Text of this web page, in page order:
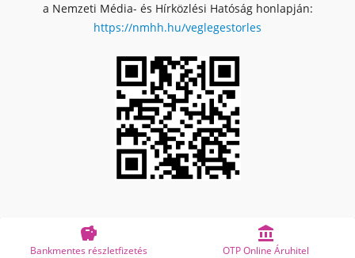
a Nemzeti Média- és Hírközlési Hatóság honlapján:
https://nmhh.hu/veglegestorles
OTP Online Áruhitel